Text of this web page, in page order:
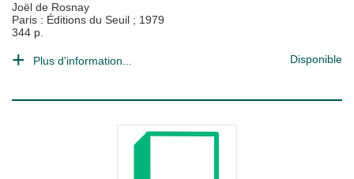
Joël de Rosnay
Paris : Éditions du Seuil ; 1979
344 p.
Plus d'information... Disponible